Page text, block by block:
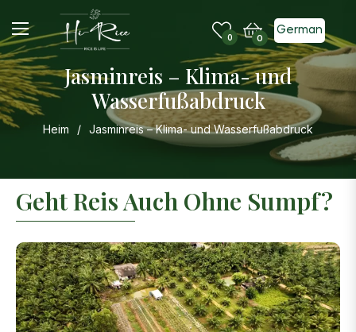
0 Einkaufswagen
0
German
Jasminreis – Klima- und
Wasserfußabdruck
Heim / Jasminreis – Klima- und Wasserfußabdruck
Geht Reis Auch Ohne Sumpf?